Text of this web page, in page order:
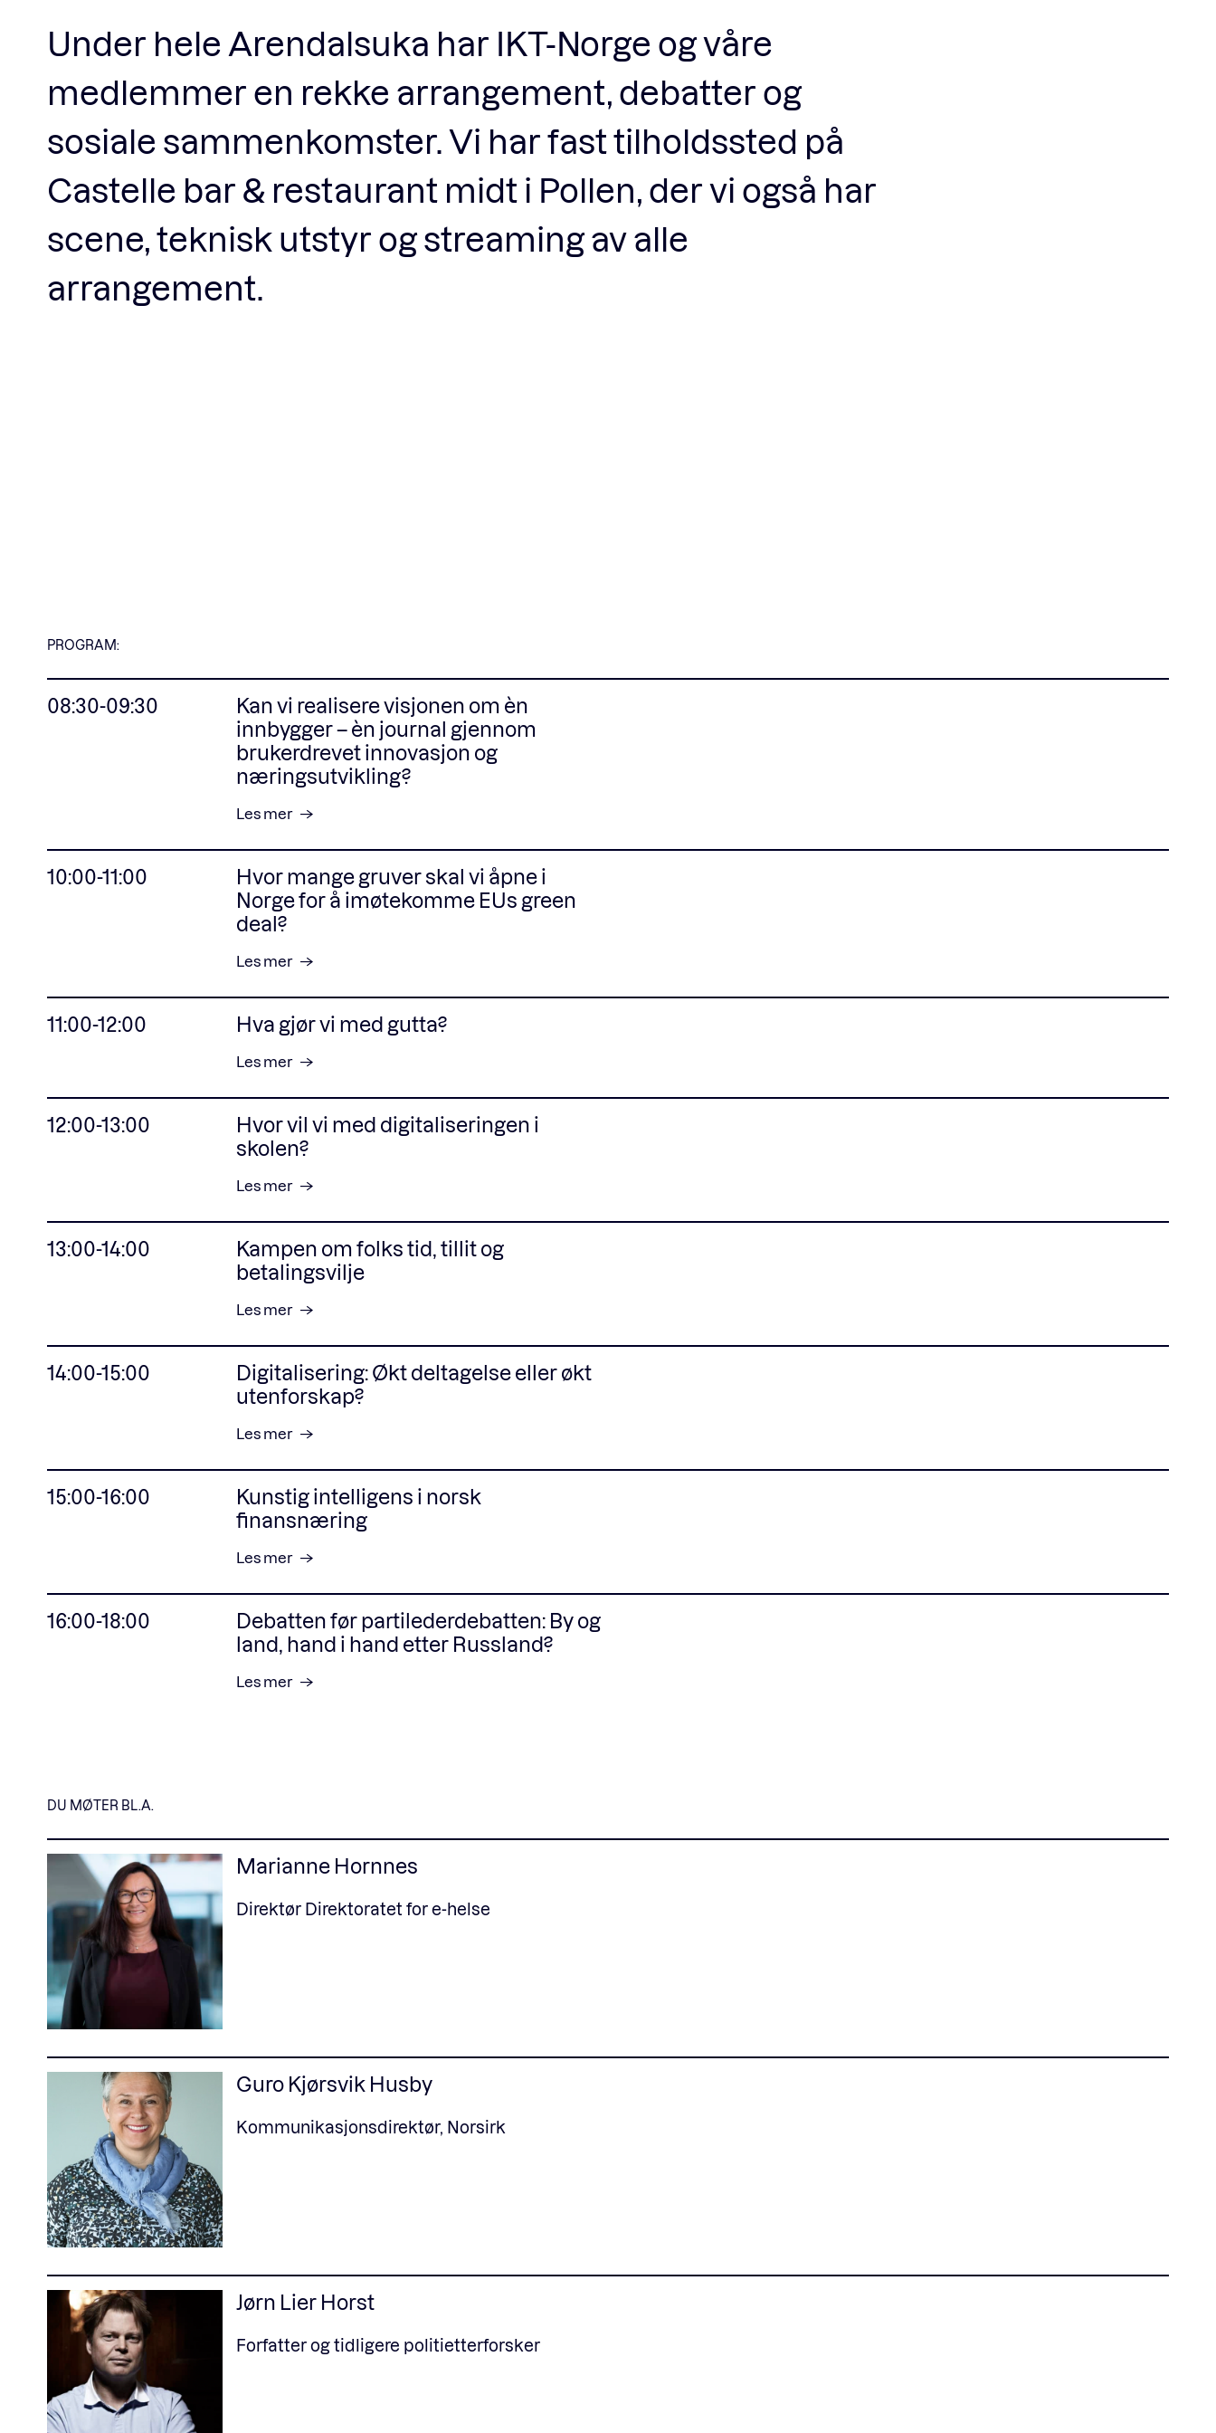
Under hele Arendalsuka har IKT-Norge og våre
medlemmer en rekke arrangement, debatter og
sosiale sammenkomster. Vi har fast tilholdssted på
Castelle bar & restaurant midt i Pollen, der vi også har
scene, teknisk utstyr og streaming av alle
arrangement.
PROGRAM:
08:30-09:30
Kan vi realisere visjonen om èn
innbygger – èn journal gjennom
brukerdrevet innovasjon og
næringsutvikling?
Les mer
10:00-11:00
Hvor mange gruver skal vi åpne i
Norge for å imøtekomme EUs green
deal?
Les mer
11:00-12:00 Hva gjør vi med gutta?
Les mer
12:00-13:00
Hvor vil vi med digitaliseringen i
skolen?
Les mer
13:00-14:00
Kampen om folks tid, tillit og
betalingsvilje
Les mer
14:00-15:00
Digitalisering: Økt deltagelse eller økt
utenforskap?
Les mer
15:00-16:00
Kunstig intelligens i norsk
finansnæring
Les mer
16:00-18:00
Debatten før partilederdebatten: By og
land, hand i hand etter Russland?
Les mer
DU MØTER BL.A.
Marianne Hornnes
Direktør Direktoratet for e-helse
Guro Kjørsvik Husby
Kommunikasjonsdirektør, Norsirk
Jørn Lier Horst
Forfatter og tidligere politietterforsker